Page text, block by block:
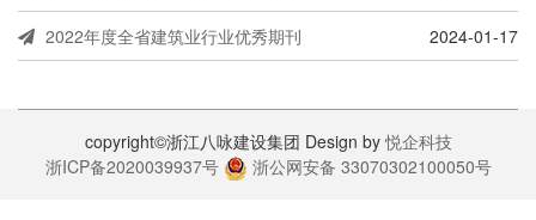
2024-01-17
2022年度全省建筑业行业优秀期刊
copyright©浙江八咏建设集团 Design by悦企科技
浙ICP备2020039937号
浙公网安备 33070302100050号